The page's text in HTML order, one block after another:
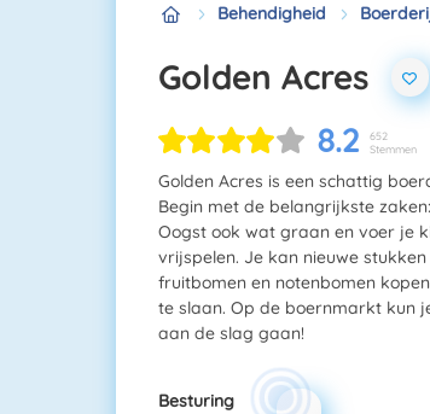
Behendigheid
Golden Acres
8.2
652
Stemmen
Golden Acres is een schattig
Begin met de belangrijkste
Oogst ook wat graan en voer je
vrijspelen. Je kan nieuwe
fruitbomen en notenbomen
te slaan. Op de boernmarkt kun
aan de slag gaan!
Besturing